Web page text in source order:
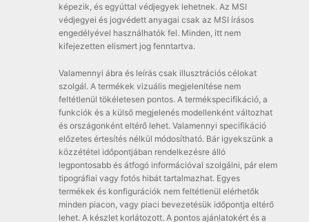
képezik, és egyúttal védjegyek lehetnek. Az MSI
védjegyei és jogvédett anyagai csak az MSI írásos
engedélyével használhatók fel. Minden, itt nem
kifejezetten elismert jog fenntartva.
Valamennyi ábra és leírás csak illusztrációs célokat
szolgál. A termékek vizuális megjelenítése nem
feltétlenül tökéletesen pontos. A termékspecifikáció, a
funkciók és a külső megjelenés modellenként változhat
és országonként eltérő lehet. Valamennyi specifikáció
előzetes értesítés nélkül módosítható. Bár igyekszünk a
közzététel időpontjában rendelkezésre álló
legpontosabb és átfogó információval szolgálni, pár elem
tipográfiai vagy fotós hibát tartalmazhat. Egyes
termékek és konfigurációk nem feltétlenül elérhetők
minden piacon, vagy piaci bevezetésük időpontja eltérő
lehet. A készlet korlátozott. A pontos ajánlatokért és a